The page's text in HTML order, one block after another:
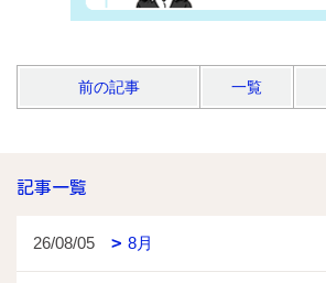
前の記事 一覧
記事一覧
26/08/05 8月